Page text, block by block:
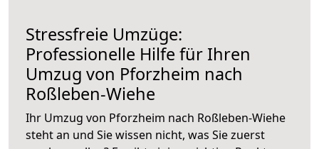
Stressfreie Umzüge:
Professionelle Hilfe für Ihren
Umzug von Pforzheim nach
Roßleben-Wiehe
Ihr Umzug von Pforzheim nach Roßleben-Wiehe
steht an und Sie wissen nicht, was Sie zuerst